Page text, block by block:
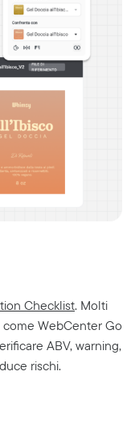
Checklist. Molti
WebCenter Go
ABV, warning,
rischi.